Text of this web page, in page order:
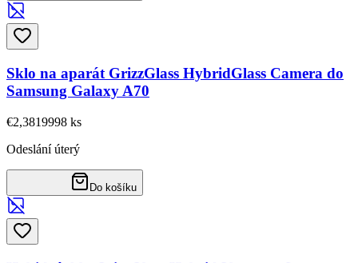
Sklo na aparát GrizzGlass HybridGlass Camera do
Samsung Galaxy A70
€2,3819998 ks
Odeslání úterý
Do košíku